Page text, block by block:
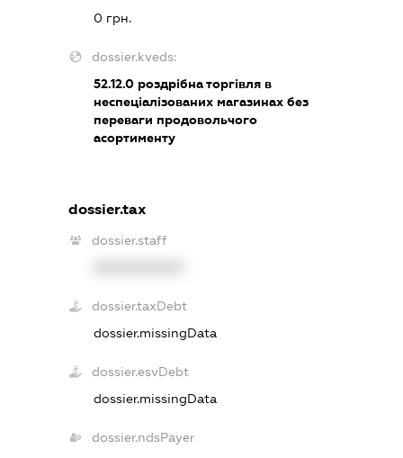
0 грн.
dossier.kveds:
52.12.0 роздрібна торгівля в
неспеціалізованих магазинах без
переваги продовольчого
асортименту
dossier.tax
dossier.staff
dossier.taxDebt
dossier.missingData
dossier.esvDebt
dossier.missingData
dossier.ndsPayer